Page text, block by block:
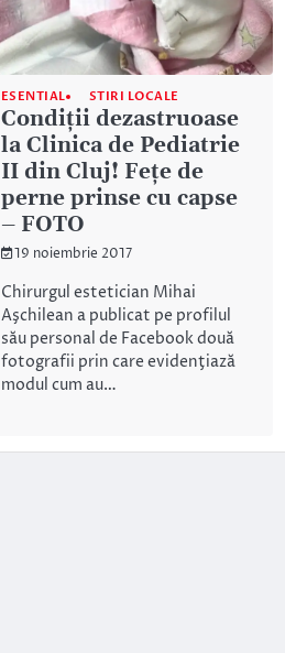
ESENTIAL STIRI LOCALE
Condiţii dezastruoase
la Clinica de Pediatrie
II din Cluj! Feţe de
perne prinse cu capse
– FOTO
19 noiembrie 2017
Chirurgul estetician Mihai
Aşchilean a publicat pe profilul
său personal de Facebook două
fotografii prin care evidenţiază
modul cum au…